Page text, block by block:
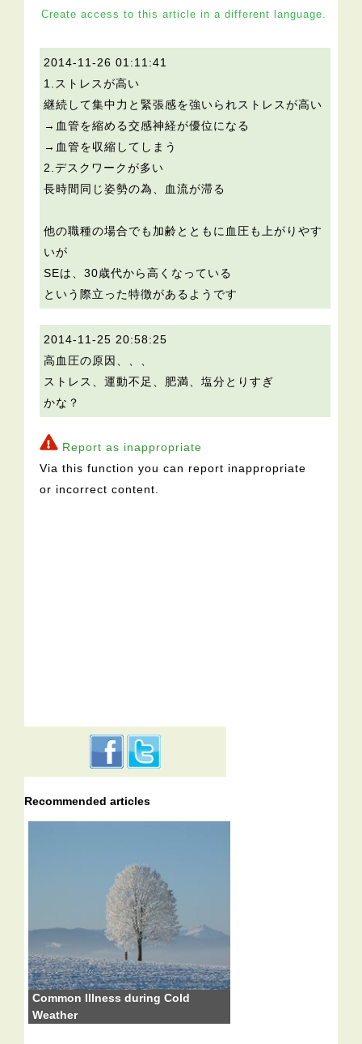
Create access to this article in a different language.
2014-11-26 01:11:41
1.ストレスが高い
継続して集中力と緊張感を強いられストレスが高い
→血管を縮める交感神経が優位になる
→血管を収縮してしまう
2.デスクワークが多い
長時間同じ姿勢の為、血流が滞る
他の職種の場合でも加齢とともに血圧も上がりやす
いが
SEは、30歳代から高くなっている
という際立った特徴があるようです
2014-11-25 20:58:25
高血圧の原因、、、
ストレス、運動不足、肥満、塩分とりすぎ
かな？
Report as inappropriate
Via this function you can report inappropriate
or incorrect content.
Recommended articles
Common Illness during Cold
Weather